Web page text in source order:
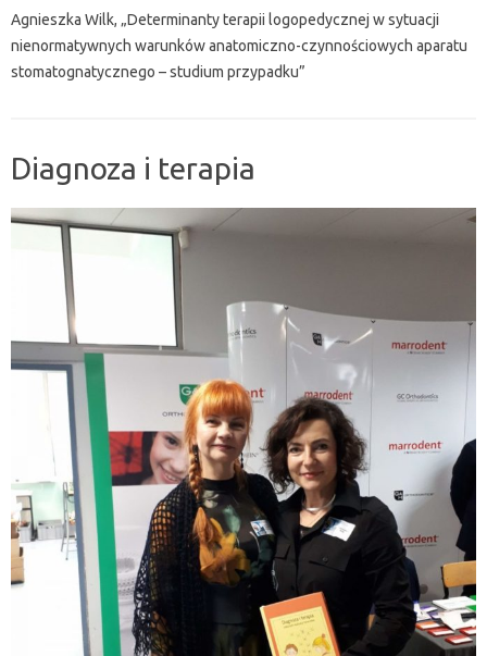
Agnieszka Wilk, „Determinanty terapii logopedycznej w sytuacji
nienormatywnych warunków anatomiczno-czynnościowych aparatu
stomatognatycznego – studium przypadku”
Diagnoza i terapia